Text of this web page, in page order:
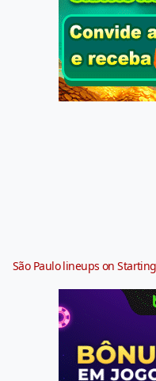
São Paulo lineups on